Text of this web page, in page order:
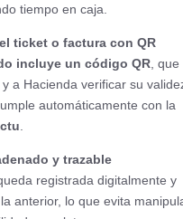
tiempo en caja.
ticket o factura con QR
incluye un código QR, que
a Hacienda verificar su
automáticamente con la
y trazable
registrada digitalmente y
anterior, lo que evita